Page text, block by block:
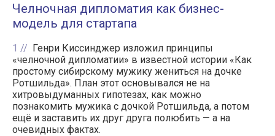
Челночная дипломатия как бизнес-
модель для стартапа
1
Генри Киссинджер изложил принципы
«челночной дипломатии» в известной истории «Как
простому сибирскому мужику жениться на дочке
Ротшильда». План этот основывался не на
хитровыдуманных гипотезах, как можно
познакомить мужика с дочкой Ротшильда, а потом
ещё и заставить их друг друга полюбить — а на
очевидных фактах.